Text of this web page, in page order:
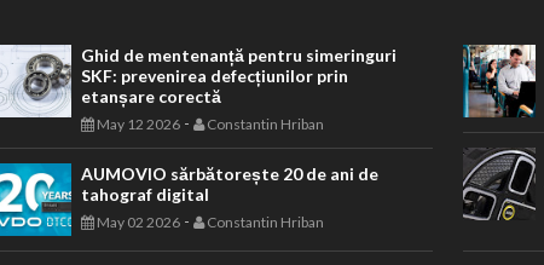
Ghid de mentenanță pentru simeringuri
SKF: prevenirea defecțiunilor prin
etanșare corectă
May 12 2026 - Constantin Hriban
AUMOVIO sărbătorește 20 de ani de
tahograf digital
May 02 2026 - Constantin Hriban